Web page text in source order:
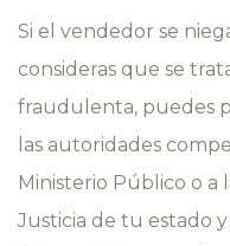
Si el vendedor se
consideras que se
fraudulenta, puedes
las autoridades
Ministerio Público o
Justicia de tu estado